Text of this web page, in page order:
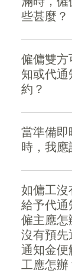
傭發出的
傭僱主發
知書樣本
些甚麼？
僱主： -
他應付 的
入傭工的
必須在合
庭傭工組
宜，但不
工： - 應
簽署收據
日期7天
務處的外
止合約的
工處。
僱傭雙方
知或代通
約？
只有在一
傭雙方才
代通知金
給予代通
約。如果
的事宜上
合法合理
犯有欺詐∕
忽職責 傭
以終止僱
通知或給
當準備即
時，我應
- 即時終
雙方意見
吵期間，
而任何一
由即時終
止。但這
的。 此外
中，通常
如傭工沒
給予代通
僱主應怎
沒有預先
通知金便
工應怎辦